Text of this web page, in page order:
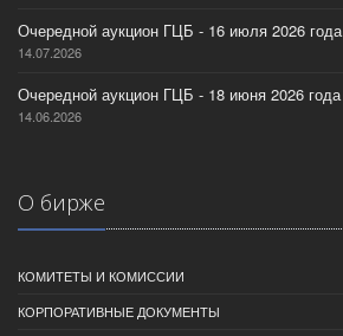
Очередной аукцион ГЦБ - 16 июля 2026 года
14.07.2026
Очередной аукцион ГЦБ - 18 июня 2026 года
14.06.2026
О бирже
КОМИТЕТЫ И КОМИССИИ
КОРПОРАТИВНЫЕ ДОКУМЕНТЫ